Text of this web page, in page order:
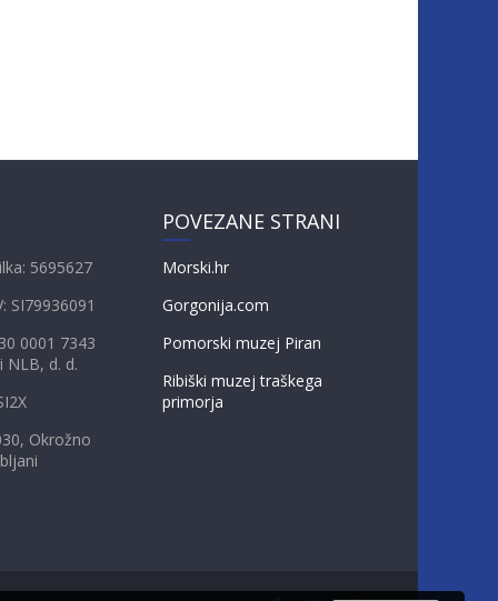
5695627
SI79936091
0001 7343
NLB, d. d.
Okrožno
POVEZANE STRANI
Morski.hr
Gorgonija.com
Pomorski muzej Piran
Ribiški muzej traškega
primorja